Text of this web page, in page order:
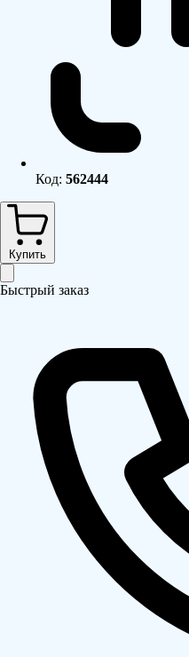
Код: 562444
Купить
Быстрый заказ